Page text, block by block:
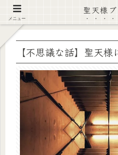
【注意喚起】偽サイト及び
【不思議な話】聖天
メニュー
聖天様